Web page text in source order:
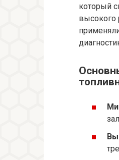
который
высокого